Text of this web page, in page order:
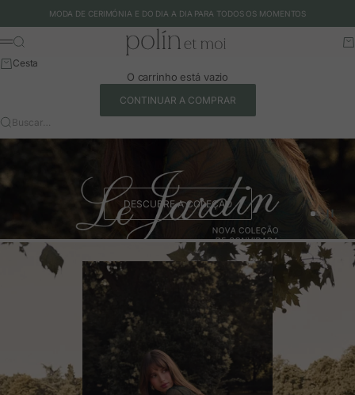
MODA DE CERIMÓNIA E DO DIA A DIA PARA TODOS OS MOMENTOS
Polín et moi - EU
Menu
Buscar
Cesta
O carrinho está vazio
CONTINUAR A COMPRAR
Buscar…
DESCUBRE A COLEÇÃO
Ir para o
Ir para